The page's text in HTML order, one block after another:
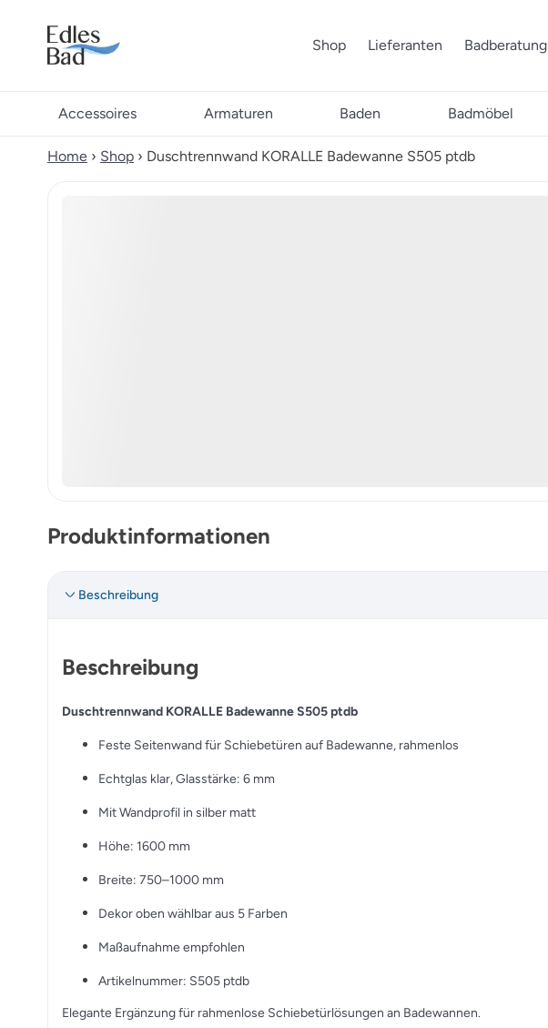
Shop Lieferanten Badberatung
Accessoires Armaturen Baden Badmöbel
Home › Shop › Duschtrennwand KORALLE Badewanne S505 ptdb
Produktinformationen
Beschreibung
Beschreibung
Duschtrennwand KORALLE Badewanne S505 ptdb
Feste Seitenwand für Schiebetüren auf Badewanne, rahmenlos
Echtglas klar, Glasstärke: 6 mm
Mit Wandprofil in silber matt
Höhe: 1600 mm
Breite: 750–1000 mm
Dekor oben wählbar aus 5 Farben
Maßaufnahme empfohlen
Artikelnummer: S505 ptdb
Elegante Ergänzung für rahmenlose Schiebetürlösungen an Badewannen.